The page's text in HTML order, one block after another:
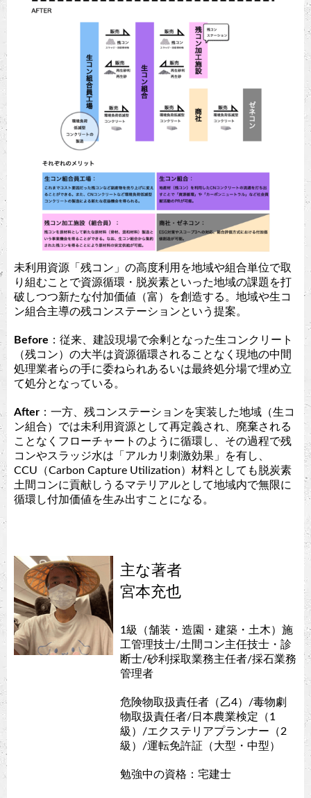
未利用資源「残コン」の高度利用を地域や組合単位で取
り組むことで資源循環・脱炭素といった地域の課題を打
破しつつ新たな付加価値（富）を創造する。地域や生コ
ン組合主導の残コンステーションという提案。
Before ：従来、建設現場で余剰となった生コンクリート
（残コン）の大半は資源循環されることなく現地の中間
処理業者らの手に委ねられあるいは最終処分場で埋め立
て処分となっている。
After ：一方、残コンステーションを実装した地域（生コ
ン組合）では未利用資源として再定義され、廃棄される
ことなくフローチャートのように循環し、その過程で残
コンやスラッジ水は「アルカリ刺激効果」を有し、
CCU（Carbon Capture Utilization）材料としても脱炭素
土間コンに貢献しうるマテリアルとして地域内で無限に
循環し付加価値を生み出すことになる。
主な著者
宮本充也
1級（舗装・造園・建築・土木）施
工管理技士/土間コン主任技士・診
断士/砂利採取業務主任者/採石業務
管理者
危険物取扱責任者（乙4）/毒物劇
物取扱責任者/日本農業検定（1
級）/エクステリアプランナー（2
級）/運転免許証（大型・中型）
勉強中の資格：宅建士